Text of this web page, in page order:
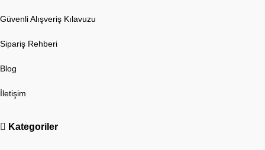
Güvenli Alışveriş Kılavuzu
Sipariş Rehberi
Blog
İletişim
Kategoriler